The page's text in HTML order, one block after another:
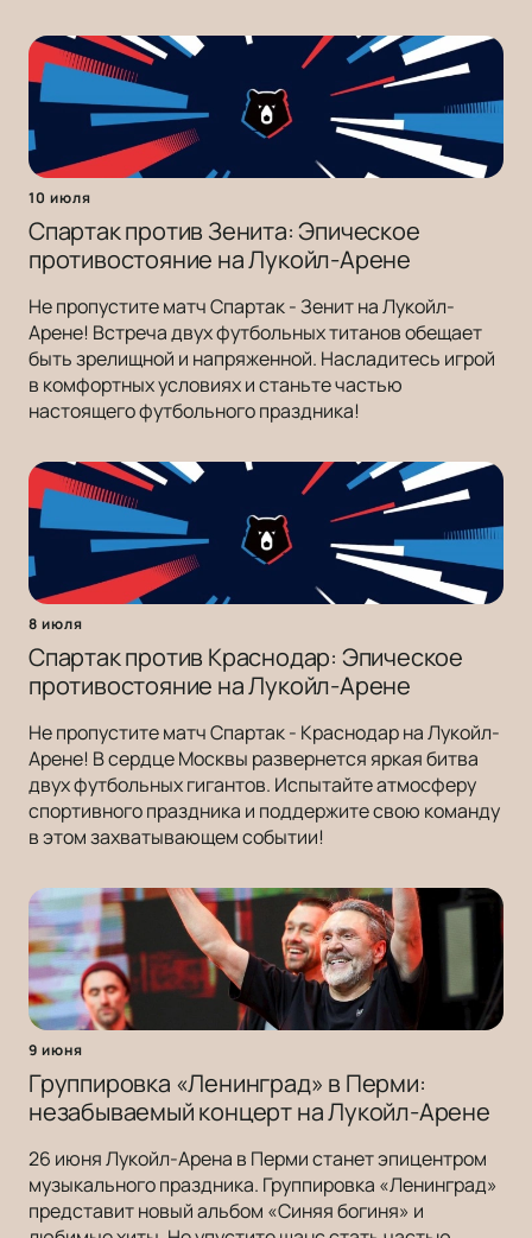
10 июля
Спартак против Зенита: Эпическое
противостояние на Лукойл-Арене
Не пропустите матч Спартак - Зенит на Лукойл-
Арене! Встреча двух футбольных титанов обещает
быть зрелищной и напряженной. Насладитесь игрой
в комфортных условиях и станьте частью
настоящего футбольного праздника!
8 июля
Спартак против Краснодар: Эпическое
противостояние на Лукойл-Арене
Не пропустите матч Спартак - Краснодар на Лукойл-
Арене! В сердце Москвы развернется яркая битва
двух футбольных гигантов. Испытайте атмосферу
спортивного праздника и поддержите свою команду
в этом захватывающем событии!
9 июня
Группировка «Ленинград» в Перми:
незабываемый концерт на Лукойл-Арене
26 июня Лукойл-Арена в Перми станет эпицентром
музыкального праздника. Группировка «Ленинград»
представит новый альбом «Синяя богиня» и